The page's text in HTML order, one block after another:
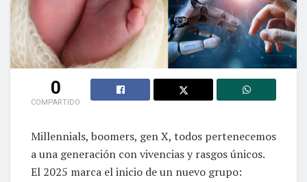
0
COMPARTIDO
Millennials, boomers, gen X, todos pertenecemos
a una generación con vivencias y rasgos únicos.
El 2025 marca el inicio de un nuevo grupo: